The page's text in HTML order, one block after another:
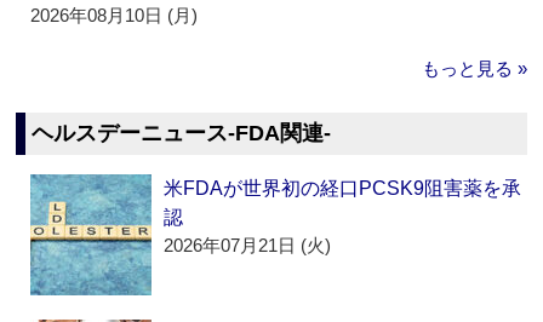
2026年08月10日 (月)
もっと見る »
ヘルスデーニュース‐FDA関連‐
米FDAが世界初の経口PCSK9阻害薬を承
認
2026年07月21日 (火)